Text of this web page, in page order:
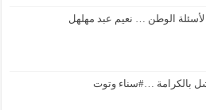
لأسئلة الوطن … نعيم عبد مهلهل
بالكرامة …#سناء وتوت